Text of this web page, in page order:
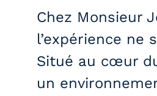
Chez Monsieur
l’expérience ne
Situé au cœur
un